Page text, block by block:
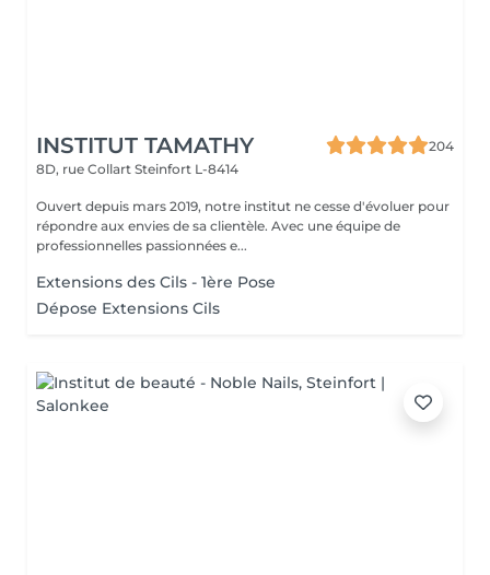
INSTITUT TAMATHY
204
8D, rue Collart Steinfort L-8414
Ouvert depuis mars 2019, notre institut ne cesse d'évoluer pour
répondre aux envies de sa clientèle. Avec une équipe de
professionnelles passionnées e...
Extensions des Cils - 1ère Pose
Dépose Extensions Cils